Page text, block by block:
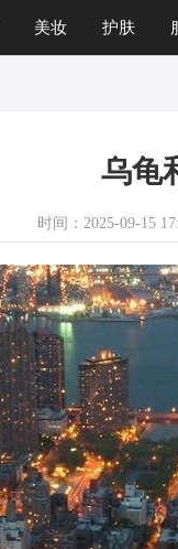
美妆 护肤
乌龟
时间：2025-09-15